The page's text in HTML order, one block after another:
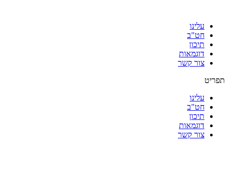
עלינו
חט"ב
תיכון
דוגמאות
צור קשר
תפריט
עלינו
חט"ב
תיכון
דוגמאות
צור קשר